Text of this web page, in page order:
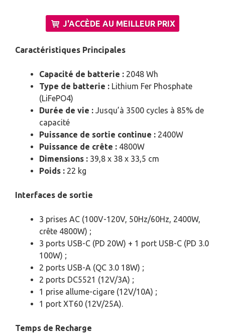
J'ACCÈDE AU MEILLEUR PRIX
Caractéristiques Principales
Capacité de batterie : 2048 Wh
Type de batterie : Lithium Fer Phosphate
(LiFePO4)
Durée de vie : Jusqu’à 3500 cycles à 85% de
capacité
Puissance de sortie continue : 2400W
Puissance de crête : 4800W
Dimensions : 39,8 x 38 x 33,5 cm
Poids : 22 kg
Interfaces de sortie
3 prises AC (100V-120V, 50Hz/60Hz, 2400W,
crête 4800W) ;
3 ports USB-C (PD 20W) + 1 port USB-C (PD 3.0
100W) ;
2 ports USB-A (QC 3.0 18W) ;
2 ports DC5521 (12V/3A) ;
1 prise allume-cigare (12V/10A) ;
1 port XT60 (12V/25A).
Temps de Recharge